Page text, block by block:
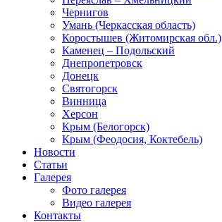
Чернигов
Умань (Черкасская область)
Коростышев (Житомирская обл.)
Каменец – Подольский
Днепропетровск
Донецк
Святогорск
Винница
Херсон
Крым (Белогорск)
Крым (Феодосия, Коктебель)
Новости
Статьи
Галерея
Фото галерея
Видео галерея
Контакты